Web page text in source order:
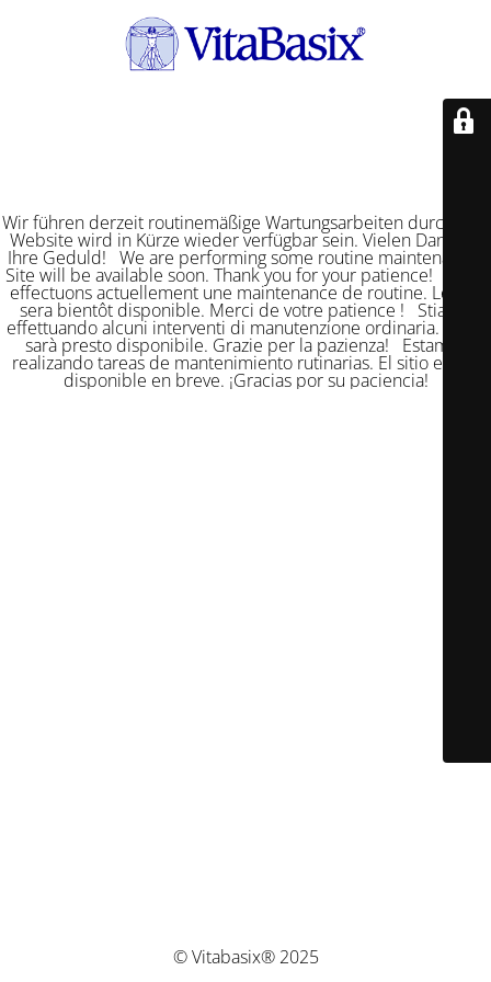
Wir führen derzeit routinemäßige Wartungsarbeiten durch. Die
Website wird in Kürze wieder verfügbar sein. Vielen Dank für
Ihre Geduld! We are performing some routine maintenance.
Site will be available soon. Thank you for your patience! Nous
effectuons actuellement une maintenance de routine. Le site
sera bientôt disponible. Merci de votre patience ! Stiamo
effettuando alcuni interventi di manutenzione ordinaria. Il sito
sarà presto disponibile. Grazie per la pazienza! Estamos
realizando tareas de mantenimiento rutinarias. El sitio estará
disponible en breve. ¡Gracias por su paciencia!
© Vitabasix® 2025